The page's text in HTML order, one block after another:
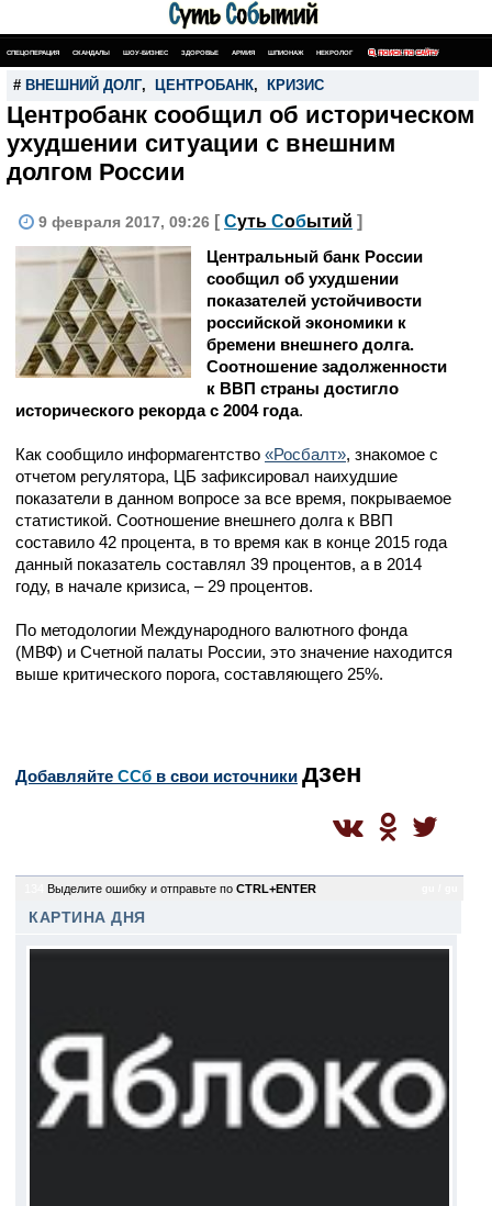
СПЕЦОПЕРАЦИЯ СКАНДАЛЫ ШОУ-БИЗНЕС ЗДОРОВЬЕ АРМИЯ ШПИОНАЖ НЕКРОЛОГ ПОИСК ПО САЙТУ
# ВНЕШНИЙ ДОЛГ, ЦЕНТРОБАНК, КРИЗИС
Центробанк сообщил об историческом
ухудшении ситуации с внешним
долгом России
9 февраля 2017, 09:26 [ Суть Событий ]
Центральный банк России
сообщил об ухудшении
показателей устойчивости
российской экономики к
бремени внешнего долга.
Соотношение задолженности
к ВВП страны достигло
исторического рекорда с 2004 года.
Как сообщило информагентство «Росбалт», знакомое с
отчетом регулятора, ЦБ зафиксировал наихудшие
показатели в данном вопросе за все время, покрываемое
статистикой. Соотношение внешнего долга к ВВП
составило 42 процента, в то время как в конце 2015 года
данный показатель составлял 39 процентов, а в 2014
году, в начале кризиса, – 29 процентов.
По методологии Международного валютного фонда
(МВФ) и Счетной палаты России, это значение находится
выше критического порога, составляющего 25%.
Добавляйте CСб в свои источники дзен
Выделите ошибку и отправьте по CTRL+ENTER
КАРТИНА ДНЯ